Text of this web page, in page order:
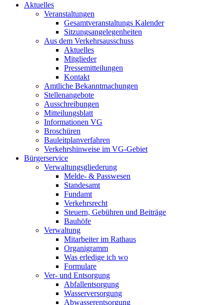
Aktuelles
Veranstaltungen
Gesamtveranstaltungs Kalender
Sitzungsangelegenheiten
Aus dem Verkehrsausschuss
Aktuelles
Mitglieder
Pressemitteilungen
Kontakt
Amtliche Bekanntmachungen
Stellenangebote
Ausschreibungen
Mitteilungsblatt
Informationen VG
Broschüren
Bauleitplanverfahren
Verkehrshinweise im VG-Gebiet
Bürgerservice
Verwaltungsgliederung
Melde- & Passwesen
Standesamt
Fundamt
Verkehrsrecht
Steuern, Gebühren und Beiträge
Bauhöfe
Verwaltung
Mitarbeiter im Rathaus
Organigramm
Was erledige ich wo
Formulare
Ver- und Entsorgung
Abfallentsorgung
Wasserversorgung
Abwasserentsorgung